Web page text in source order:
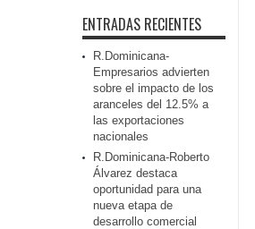
ENTRADAS RECIENTES
R.Dominicana-
Empresarios advierten
sobre el impacto de los
aranceles del 12.5% a
las exportaciones
nacionales
R.Dominicana-Roberto
Álvarez destaca
oportunidad para una
nueva etapa de
desarrollo comercial